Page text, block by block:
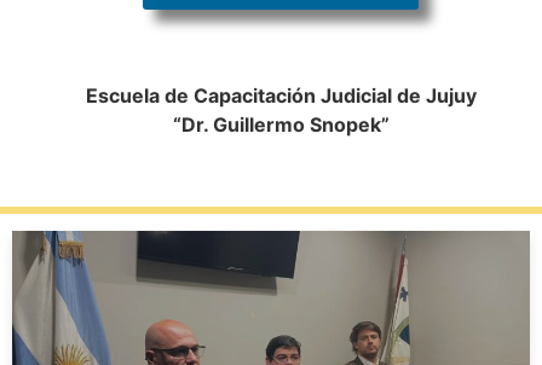
Escuela de Capacitación Judicial de Jujuy
“Dr. Guillermo Snopek”